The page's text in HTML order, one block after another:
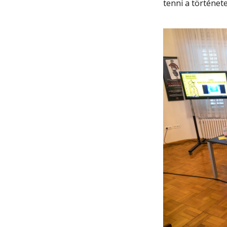
tenni a